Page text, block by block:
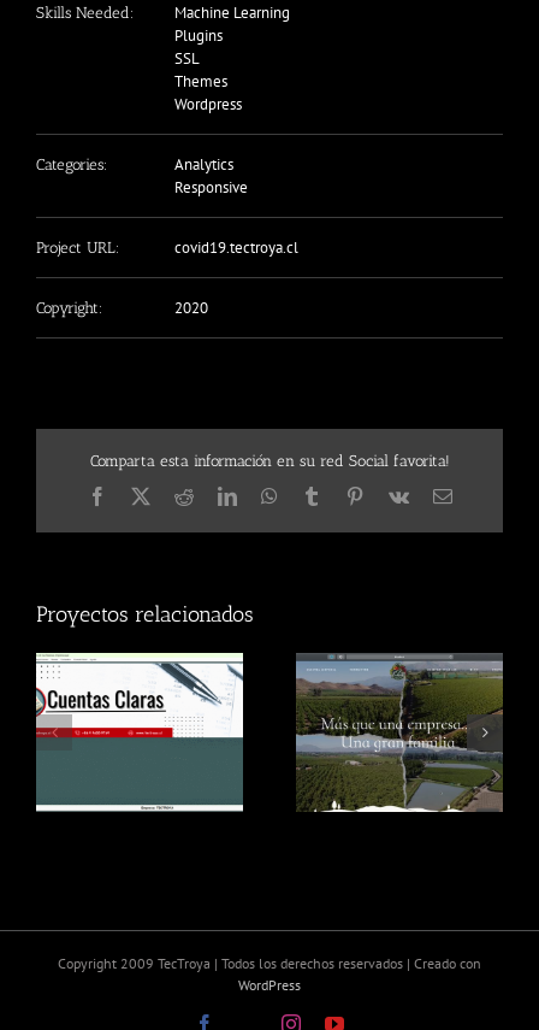
Skills Needed:
Machine Learning
Plugins
SSL
Themes
Wordpress
Categories:
Analytics
Responsive
Project URL: covid19.tectroya.cl
Copyright: 2020
Comparta esta información en su red Social favorita!
Facebook
X RedditLinkedInWhatsApp
TumblrPinterest
Vk
Correo
Proyectos relacionados
Jupyter Ade
Copyright 2009 TecTroya | Todos los derechos reservados | Creado con
WordPress
Facebook InstagramYouTube